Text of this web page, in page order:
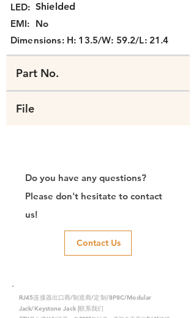
LED: Shielded
EMI: No
Dimensions: H: 13.5/W: 59.2/L: 21.4
Part No.
File
Do you have any questions?
Please don't hesitate to contact
us!
Contact Us
RJ45连接器出口商/制造商/定制/8P8C/Modular
Jack/Keystone Jack |联系我们